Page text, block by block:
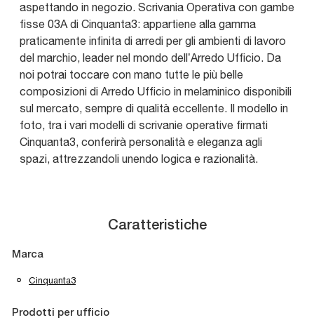
aspettando in negozio. Scrivania Operativa con gambe
fisse 03A di Cinquanta3: appartiene alla gamma
praticamente infinita di arredi per gli ambienti di lavoro
del marchio, leader nel mondo dell’Arredo Ufficio. Da
noi potrai toccare con mano tutte le più belle
composizioni di Arredo Ufficio in melaminico disponibili
sul mercato, sempre di qualità eccellente. Il modello in
foto, tra i vari modelli di scrivanie operative firmati
Cinquanta3, conferirà personalità e eleganza agli
spazi, attrezzandoli unendo logica e razionalità.
Caratteristiche
Marca
Cinquanta3
Prodotti per ufficio